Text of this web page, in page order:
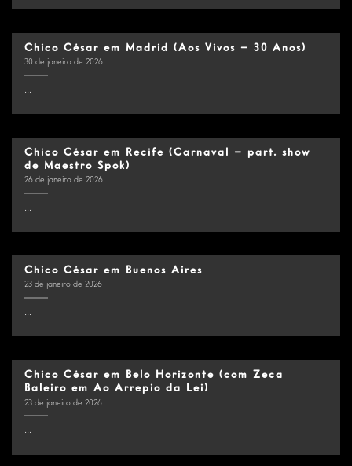
Chico César em Madrid (Aos Vivos – 30 Anos)
30 de janeiro de 2026
Chico César em Recife (Carnaval – part. show
de Maestro Spok)
26 de janeiro de 2026
...
Chico César em Buenos Aires
23 de janeiro de 2026
...
Chico César em Belo Horizonte (com Zeca
Baleiro em Ao Arrepio da Lei)
23 de janeiro de 2026
...